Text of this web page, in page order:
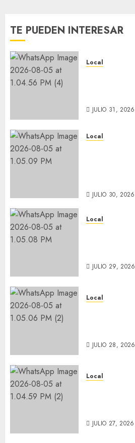
TE PUEDEN INTERESAR
Local
JULIO 31, 2026
Local
JULIO 30, 2026
Local
JULIO 29, 2026
Local
JULIO 28, 2026
Local
JULIO 27, 2026